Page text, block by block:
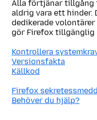
Alla förtjänar
aldrig vara ett hinder.
dedikerade
gör Firefox tillgänglig
Kontrollera
Versionsfakta
Källkod
Firefox
Behöver du hjälp?